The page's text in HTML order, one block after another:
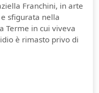
Franchini, in arte
sfigurata nella
Terme in cui viveva
è rimasto privo di